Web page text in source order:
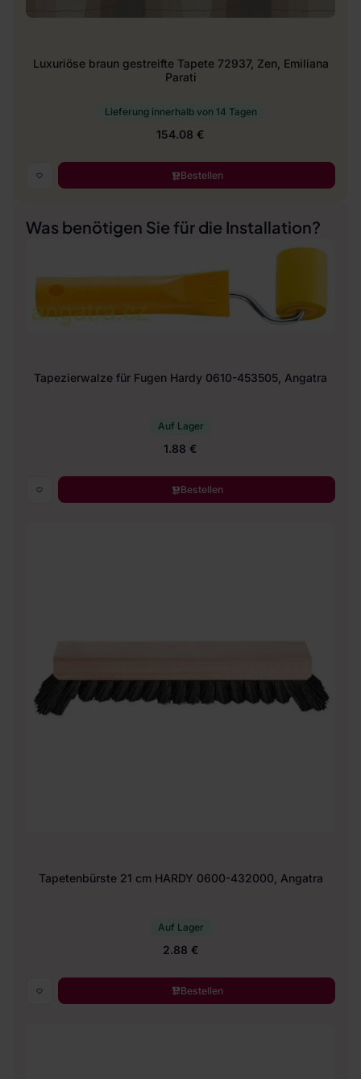
Luxuriöse braun gestreifte Tapete 72937, Zen, Emiliana
Parati
Lieferung innerhalb von 14 Tagen
154.08 €
Bestellen
Was benötigen Sie für die Installation?
Tapezierwalze für Fugen Hardy 0610-453505, Angatra
Auf Lager
1.88 €
Bestellen
Tapetenbürste 21 cm HARDY 0600-432000, Angatra
Auf Lager
2.88 €
Bestellen